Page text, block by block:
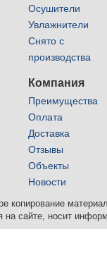
Осушители
Увлажнители
Снято с
производства
Компания
Преимущества
Оплата
Доставка
Отзывы
Объекты
Новости
сайте, носит